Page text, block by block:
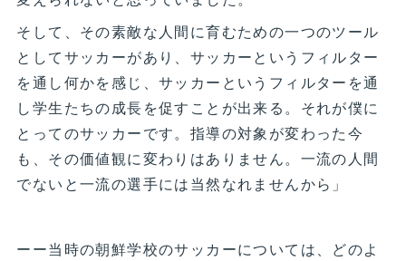
そして、その素敵な人間に育むための一つのツール
としてサッカーがあり、サッカーというフィルター
を通し何かを感じ、サッカーというフィルターを通
し学生たちの成長を促すことが出来る。それが僕に
とってのサッカーです。指導の対象が変わった今
も、その価値観に変わりはありません。一流の人間
でないと一流の選手には当然なれませんから」
ーー当時の朝鮮学校のサッカーについては、どのよ